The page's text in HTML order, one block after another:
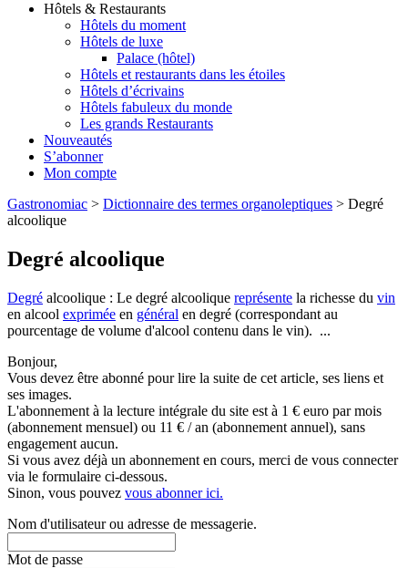
Hôtels & Restaurants
Hôtels du moment
Hôtels de luxe
Palace (hôtel)
Hôtels et restaurants dans les étoiles
Hôtels d’écrivains
Hôtels fabuleux du monde
Les grands Restaurants
Nouveautés
S’abonner
Mon compte
Gastronomiac > Dictionnaire des termes organoleptiques > Degré
alcoolique
Degré alcoolique
Degré alcoolique : Le degré alcoolique représente la richesse du vin
en alcool exprimée en général en degré (correspondant au
pourcentage de volume d'alcool contenu dans le vin). ...
Bonjour,
Vous devez être abonné pour lire la suite de cet article, ses liens et
ses images.
L'abonnement à la lecture intégrale du site est à 1 € euro par mois
(abonnement mensuel) ou 11 € / an (abonnement annuel), sans
engagement aucun.
Si vous avez déjà un abonnement en cours, merci de vous connecter
via le formulaire ci-dessous.
Sinon, vous pouvez vous abonner ici.
Nom d'utilisateur ou adresse de messagerie.
Mot de passe